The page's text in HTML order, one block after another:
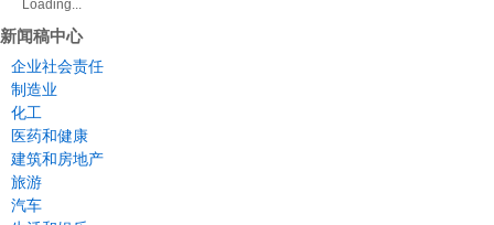
Loading...
新闻稿中心
企业社会责任
制造业
化工
医药和健康
建筑和房地产
旅游
汽车